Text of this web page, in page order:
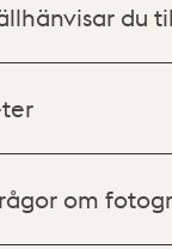
du
om